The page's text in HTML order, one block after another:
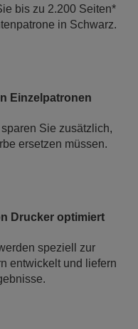
bis zu 2.200 Seiten*
in Schwarz.
Einzelpatronen
Sie zusätzlich,
ersetzen müssen.
Drucker optimiert
speziell zur
entwickelt und liefern